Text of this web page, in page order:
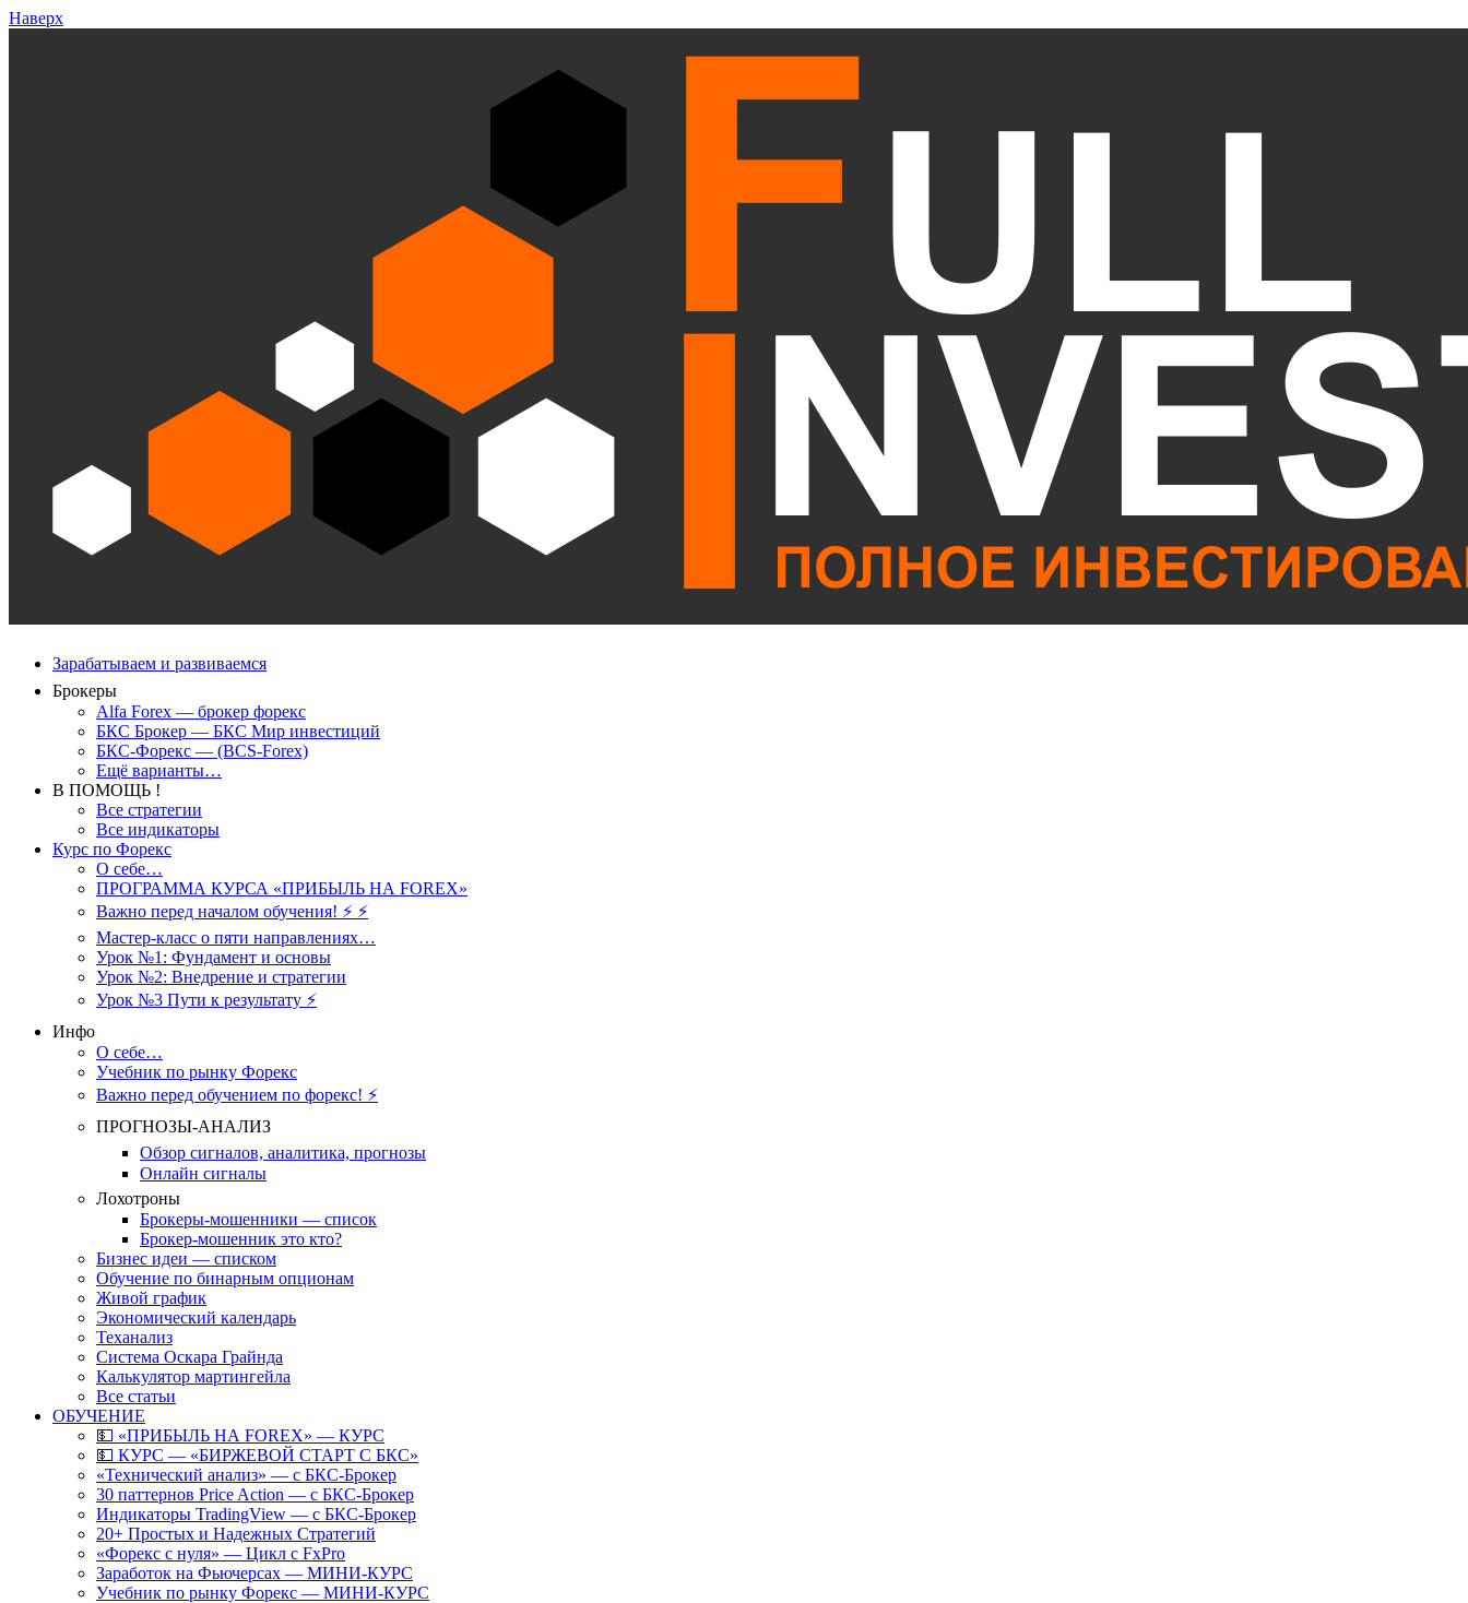
Наверх
Зарабатываем и развиваемся
Брокеры
Alfa Forex — брокер форекс
БКС Брокер — БКС Мир инвестиций
БКС-Форекс — (BCS-Forex)
Ещё варианты…
В ПОМОЩЬ !
Все стратегии
Все индикаторы
Курс по Форекс
О себе…
ПРОГРАММА КУРСА «ПРИБЫЛЬ НА FOREX»
Важно перед началом обучения! ⚡ ⚡
Мастер-класс о пяти направлениях…
Урок №1: Фундамент и основы
Урок №2: Внедрение и стратегии
Урок №3 Пути к результату ⚡️
Инфо
О себе…
Учебник по рынку Форекс
Важно перед обучением по форекс! ⚡
ПРОГНОЗЫ-АНАЛИЗ
Обзор сигналов, аналитика, прогнозы
Онлайн сигналы
Лохотроны
Брокеры-мошенники — список
Брокер-мошенник это кто?
Бизнес идеи — списком
Обучение по бинарным опционам
Живой график
Экономический календарь
Теханализ
Система Оскара Грайнда
Калькулятор мартингейла
Все статьи
ОБУЧЕНИЕ
💵 «ПРИБЫЛЬ НА FOREX» — КУРС
💵 КУРС — «БИРЖЕВОЙ СТАРТ С БКС»
«Технический анализ» — с БКС-Брокер
30 паттернов Price Action — с БКС-Брокер
Индикаторы TradingView — с БКС-Брокер
20+ Простых и Надежных Стратегий
«Форекс с нуля» — Цикл с FxPro
Заработок на Фьючерсах — МИНИ-КУРС
Учебник по рынку Форекс — МИНИ-КУРС